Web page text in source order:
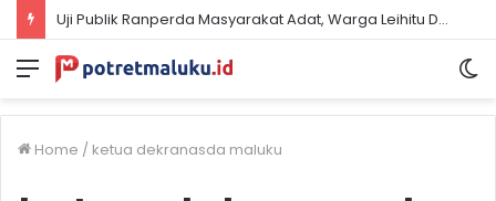
Uji Publik Ranperda Masyarakat Adat, Warga Leihitu Desak Selesaikan Sengketa Enam Dusun Tanjung Sial
Menu
Home / ketua dekranasda maluku